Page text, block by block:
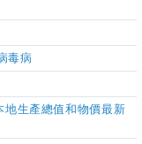
毒病
地生產總值和物價最新